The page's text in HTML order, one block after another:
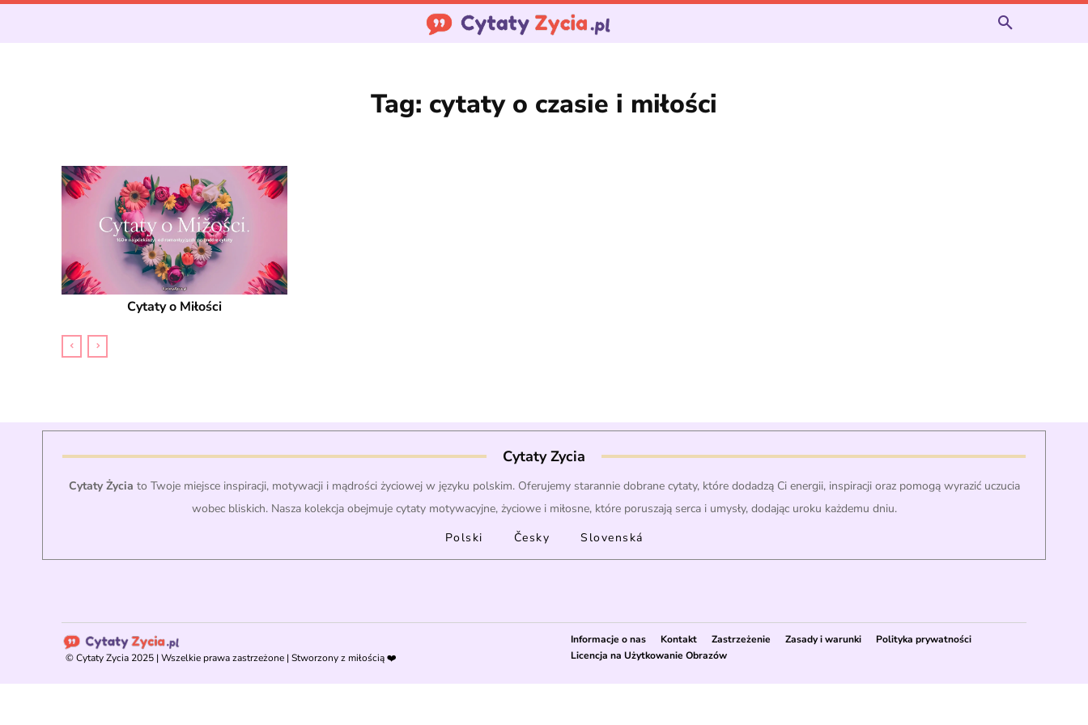
Tag: cytaty o czasie i miłości
Cytaty o Miłości
Cytaty Zycia
Cytaty Życia to Twoje miejsce inspiracji, motywacji i mądrości życiowej w języku polskim. Oferujemy starannie dobrane cytaty, które dodadzą Ci energii, inspiracji oraz pomogą wyrazić uczucia
wobec bliskich. Nasza kolekcja obejmuje cytaty motywacyjne, życiowe i miłosne, które poruszają serca i umysły, dodając uroku każdemu dniu.
Polski
Česky Slovenská
©Cytaty Zycia 2025 | Wszelkie prawa zastrzeżone | Stworzony z miłością ❤️
Informacje o nas Kontakt Zastrzeżenie Zasady i warunki
Polityka prywatności
Licencja na Użytkowanie Obrazów